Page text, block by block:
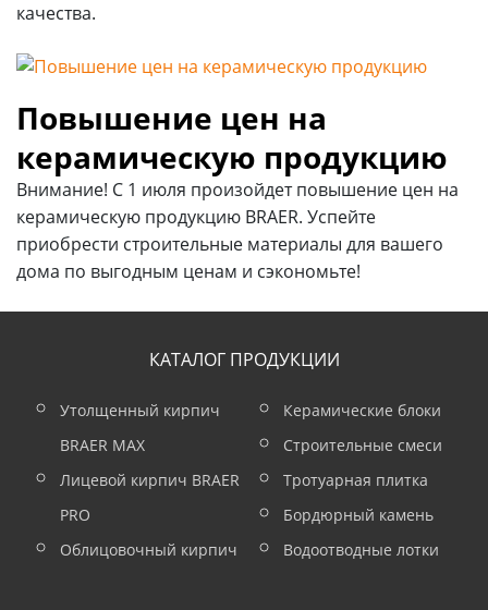
качества.
Повышение цен на
керамическую продукцию
Внимание! С 1 июля произойдет повышение цен на
керамическую продукцию BRAER. Успейте
приобрести строительные материалы для вашего
дома по выгодным ценам и сэкономьте!
КАТАЛОГ ПРОДУКЦИИ
Утолщенный кирпич
BRAER MAX
Лицевой кирпич BRAER
PRO
Облицовочный кирпич
Керамические блоки
Строительные смеси
Тротуарная плитка
Бордюрный камень
Водоотводные лотки